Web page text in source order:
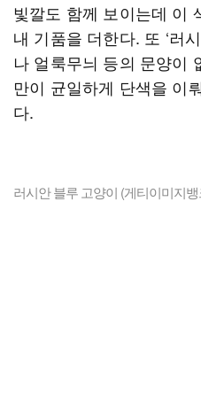
빛깔도 함께 보이는데 이
내 기품을 더한다. 또 ‘러
나 얼룩무늬 등의 문양이
만이 균일하게 단색을 이
다.
러시안 블루 고양이 (게티이미지